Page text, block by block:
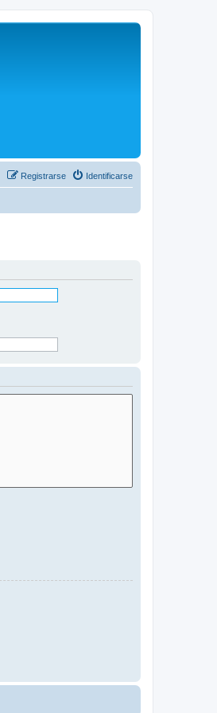
Identificarse
Registrarse